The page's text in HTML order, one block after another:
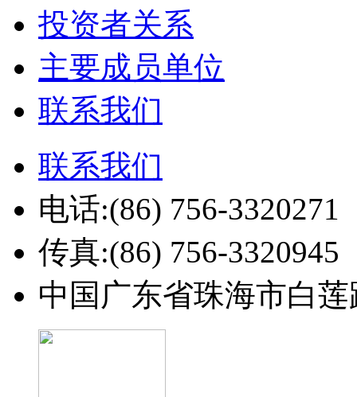
投资者关系
主要成员单位
联系我们
联系我们
电话:(86) 756-3320271
传真:(86) 756-3320945
中国广东省珠海市白